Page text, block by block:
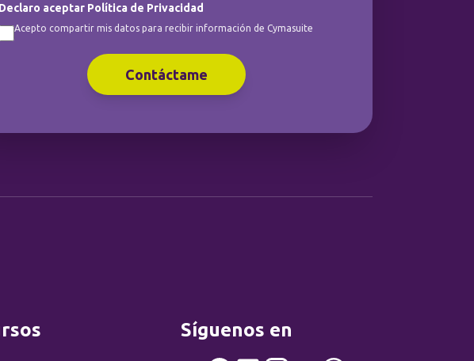
Declaro aceptar Política de Privacidad
Acepto compartir mis datos para recibir información de Cymasuite
Contáctame
Síguenos en